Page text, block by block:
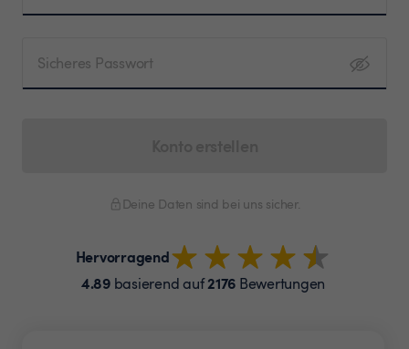
Sicheres Passwort
Deine Daten sind bei uns sicher.
Hervorragend
4.89basierend auf2176 Bewertungen